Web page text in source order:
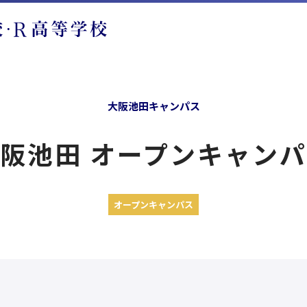
大阪池田キャンパス
池田 オープンキャン
オープンキャンパス